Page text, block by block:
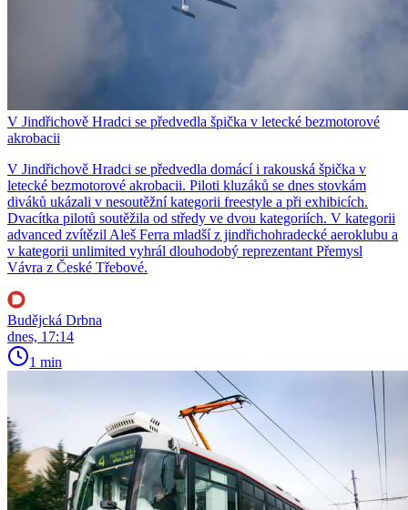
V Jindřichově Hradci se předvedla špička v letecké bezmotorové
akrobacii
V Jindřichově Hradci se předvedla domácí i rakouská špička v
letecké bezmotorové akrobacii. Piloti kluzáků se dnes stovkám
diváků ukázali v nesoutěžní kategorii freestyle a při exhibicích.
Dvacítka pilotů soutěžila od středy ve dvou kategoriích. V kategorii
advanced zvítězil Aleš Ferra mladší z jindřichohradecké aeroklubu a
v kategorii unlimited vyhrál dlouhodobý reprezentant Přemysl
Vávra z České Třebové.
Budějcká Drbna
dnes, 17:14
1 min